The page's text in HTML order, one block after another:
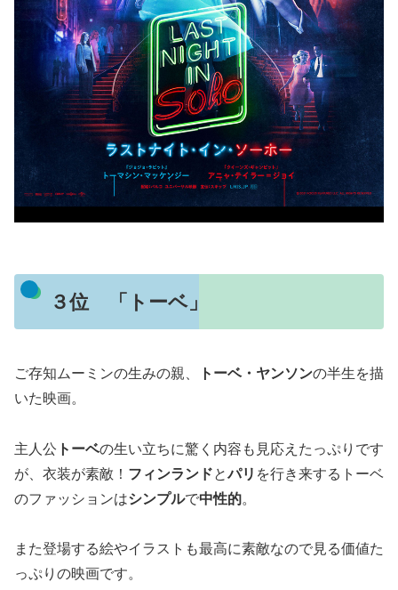
３位 「トーベ」
ご存知ムーミンの生みの親、 トーベ・ヤンソンの半生を描
いた映画。
主人公 トーベの生い立ちに驚く内容も見応えたっぷりです
が、衣装が素敵！ フィンランドとパリ を行き来するトーベ
のファッションはシンプルで中性的。
また登場する絵やイラストも最高に素敵なので見る価値た
っぷりの映画です。